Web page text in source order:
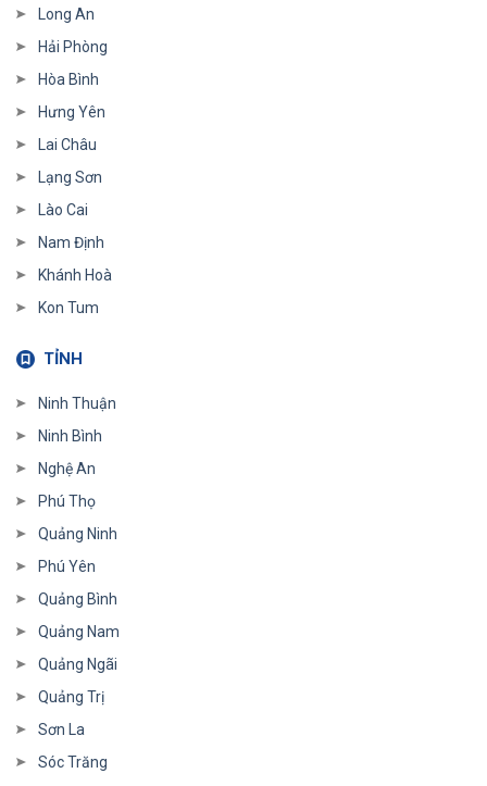
Long An
Hải Phòng
Hòa Bình
Hưng Yên
Lai Châu
Lạng Sơn
Lào Cai
Nam Định
Khánh Hoà
Kon Tum
TỈNH
Ninh Thuận
Ninh Bình
Nghệ An
Phú Thọ
Quảng Ninh
Phú Yên
Quảng Bình
Quảng Nam
Quảng Ngãi
Quảng Trị
Sơn La
Sóc Trăng